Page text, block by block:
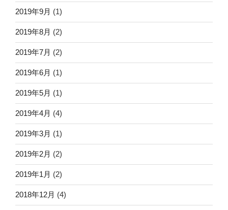
2019年9月 (1)
2019年8月 (2)
2019年7月 (2)
2019年6月 (1)
2019年5月 (1)
2019年4月 (4)
2019年3月 (1)
2019年2月 (2)
2019年1月 (2)
2018年12月 (4)